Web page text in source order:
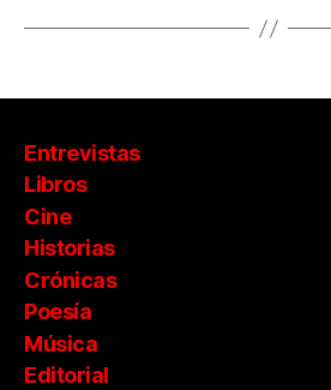
Entrevistas
Libros
Cine
Historias
Crónicas
Poesía
Música
Editorial